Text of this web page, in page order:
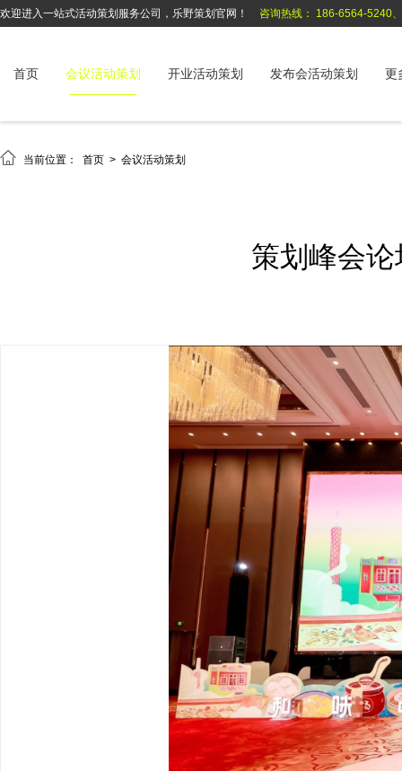
欢迎进入一站式活动策划服务公司，乐野策划官网！ 咨询热线： 186-6564-5240
首页 会议活动策划 开业活动策划 发布会活动策划 更
 当前位置： 首页 > 会议活动策划
策划峰会